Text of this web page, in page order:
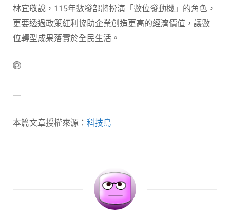
林宜敬說，115年數發部將扮演「數位發動機」的角色，
更要透過政策紅利協助企業創造更高的經濟價值，讓數
位轉型成果落實於全民生活。
—
本篇文章授權來源： 科技島